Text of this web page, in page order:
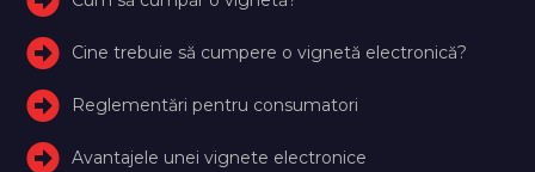
Cine trebuie să cumpere o vignetă electronică?
Reglementări pentru consumatori
Avantajele unei vignete electronice